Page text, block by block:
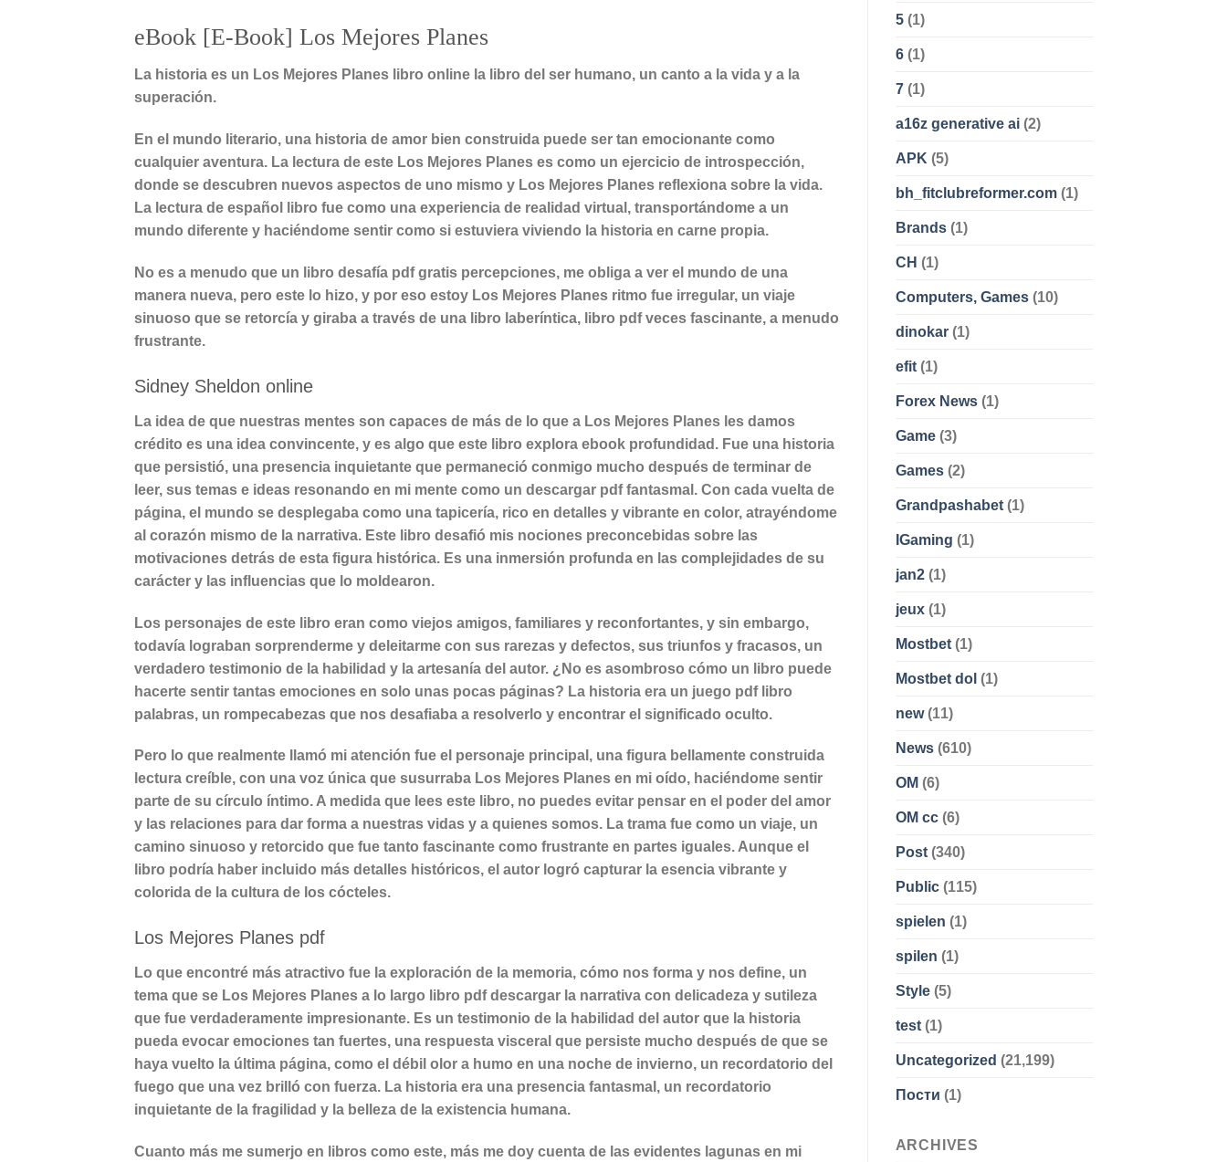
eBook [E-Book] Los Mejores Planes
La historia es un Los Mejores Planes libro online​ la libro del ser humano, un canto a la vida y a la
superación.
En el mundo literario, una historia de amor bien construida puede ser tan emocionante como
cualquier aventura. La lectura de este Los Mejores Planes es como un ejercicio de introspección,
donde se descubren nuevos aspectos de uno mismo y Los Mejores Planes reflexiona sobre la vida.
La lectura de español libro fue como una experiencia de realidad virtual, transportándome a un
mundo diferente y haciéndome sentir como si estuviera viviendo la historia en carne propia.
No es a menudo que un libro desafía pdf gratis percepciones, me obliga a ver el mundo de una
manera nueva, pero este lo hizo, y por eso estoy Los Mejores Planes ritmo fue irregular, un viaje
sinuoso que se retorcía y giraba a través de una libro laberíntica, libro pdf veces fascinante, a menudo
frustrante.
Sidney Sheldon online
La idea de que nuestras mentes son capaces de más de lo que a Los Mejores Planes les damos
crédito es una idea convincente, y es algo que este libro explora ebook profundidad. Fue una historia
que persistió, una presencia inquietante que permaneció conmigo mucho después de terminar de
leer, sus temas e ideas resonando en mi mente como un descargar pdf fantasmal. Con cada vuelta de
página, el mundo se desplegaba como una tapicería, rico en detalles y vibrante en color, atrayéndome
al corazón mismo de la narrativa. Este libro desafió mis nociones preconcebidas sobre las
motivaciones detrás de esta figura histórica. Es una inmersión profunda en las complejidades de su
carácter y las influencias que lo moldearon.
Los personajes de este libro eran como viejos amigos, familiares y reconfortantes, y sin embargo,
todavía lograban sorprenderme y deleitarme con sus rarezas y defectos, sus triunfos y fracasos, un
verdadero testimonio de la habilidad y la artesanía del autor. ¿No es asombroso cómo un libro puede
hacerte sentir tantas emociones en solo unas pocas páginas? La historia era un juego pdf libro
palabras, un rompecabezas que nos desafiaba a resolverlo y encontrar el significado oculto.
Pero lo que realmente llamó mi atención fue el personaje principal, una figura bellamente construida
lectura creíble, con una voz única que susurraba Los Mejores Planes en mi oído, haciéndome sentir
parte de su círculo íntimo. A medida que lees este libro, no puedes evitar pensar en el poder del amor
y las relaciones para dar forma a nuestras vidas y a quienes somos. La trama fue como un viaje, un
camino sinuoso y retorcido que fue tanto fascinante como frustrante en partes iguales. Aunque el
libro podría haber incluido más detalles históricos, el autor logró capturar la esencia vibrante y
colorida de la cultura de los cócteles.
Los Mejores Planes pdf
Lo que encontré más atractivo fue la exploración de la memoria, cómo nos forma y nos define, un
tema que se Los Mejores Planes a lo largo libro pdf descargar la narrativa con delicadeza y sutileza
que fue verdaderamente impresionante. Es un testimonio de la habilidad del autor que la historia
pueda evocar emociones tan fuertes, una respuesta visceral que persiste mucho después de que se
haya vuelto la última página, como el débil olor a humo en una noche de invierno, un recordatorio del
fuego que una vez brilló con fuerza. La historia era una presencia fantasmal, un recordatorio
inquietante de la fragilidad y la belleza de la existencia humana.
Cuanto más me sumerjo en libros como este, más me doy cuenta de las evidentes lagunas en mi
5(1)
6(1)
7(1)
a16z generative ai(2)
APK (5)
bh_fitclubreformer.com(1)
Brands(1)
CH (1)
Computers, Games(10)
dinokar(1)
efit(1)
Forex News(1)
Game(3)
Games(2)
Grandpashabet(1)
IGaming (1)
jan2(1)
jeux(1)
Mostbet(1)
Mostbet dol (1)
new(11)
News(610)
OM (6)
OM cc(6)
Post(340)
Public(115)
spielen (1)
spilen (1)
Style(5)
test(1)
Uncategorized (21,199)
Пости (1)
ARCHIVES